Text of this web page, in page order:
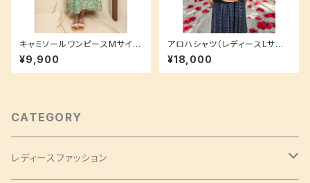
キャミソールワンピースMサイズ
【重ね着で簡単ラフコーデ♪】
¥9,900
アロハシャツ（レディースLサイ
ズ）洗える加工付き着物地でお
手入れ簡単♪
¥18,000
CATEGORY
レディースファッション